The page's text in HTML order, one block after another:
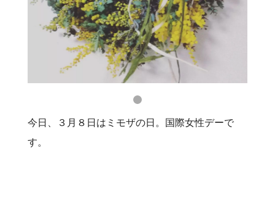
今日、３月８日はミモザの日。国際女性デーで
す。